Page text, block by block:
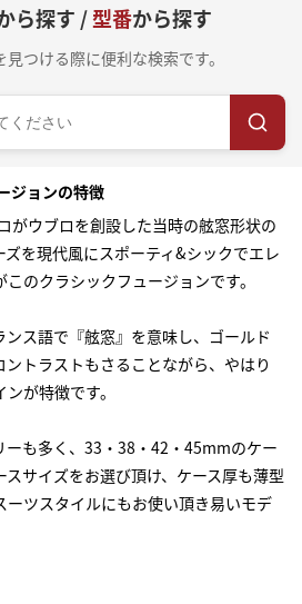
ら探す /型番から探す
つける際に便利な検索です。
ジョンの特徴
がウブロを創設した当時の舷窓形状の
を現代風にスポーティ&シックでエレ
のクラシックフュージョンです。
ス語で『舷窓』を意味し、ゴールド
トラストもさることながら、やはり
が特徴です。
ーも多く、33・38・42・45mmのケー
サイズをお選び頂け、ケース厚も薄型
ーツスタイルにもお使い頂き易いモデ